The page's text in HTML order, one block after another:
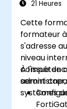
filtrage
types
aux
21 Heures
Cette
formateur
s'adresse
niveau
systèmes
À l'issue
seront